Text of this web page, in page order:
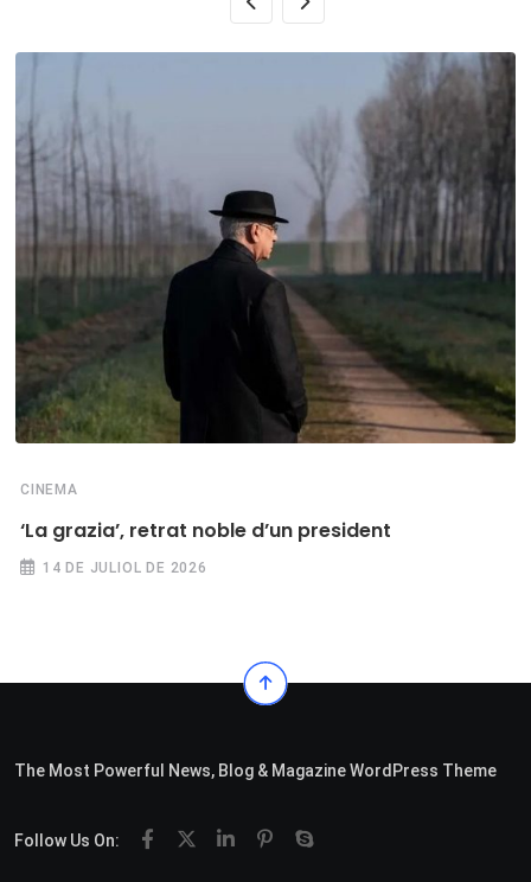
CINEMA
‘La grazia’, retrat noble d’un president
14 DE JULIOL DE 2026
The Most Powerful News, Blog & Magazine WordPress Theme
Follow Us On: